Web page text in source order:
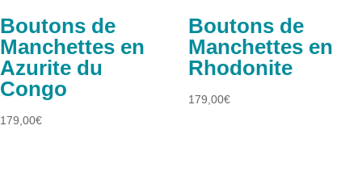
Boutons de
Manchettes en
Azurite du
Congo
179,00€
Boutons de
Manchettes en
Rhodonite
179,00€